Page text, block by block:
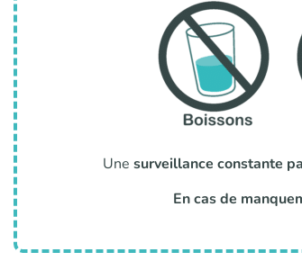
Une surveillance constante
En cas de